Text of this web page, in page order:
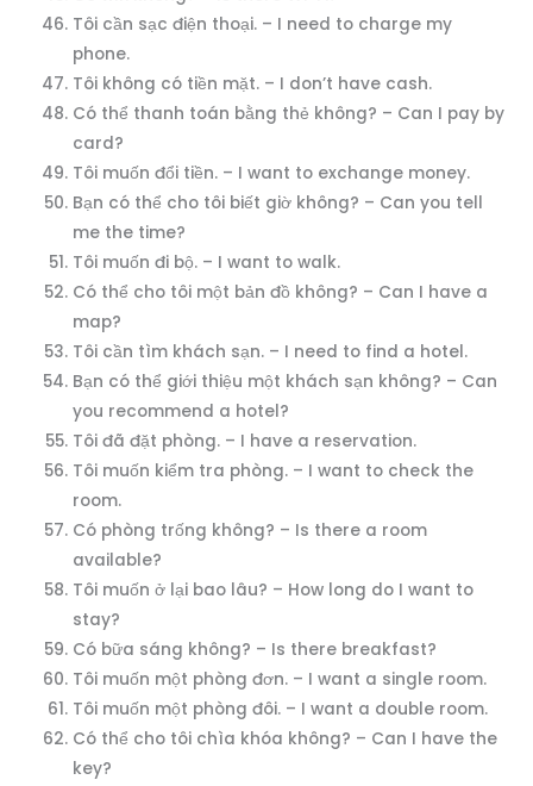
Tôi cần sạc điện thoại. – I need to charge my
phone.
Tôi không có tiền mặt. – I don’t have cash.
Có thể thanh toán bằng thẻ không? – Can I pay by
card?
Tôi muốn đổi tiền. – I want to exchange money.
Bạn có thể cho tôi biết giờ không? – Can you tell
me the time?
Tôi muốn đi bộ. – I want to walk.
Có thể cho tôi một bản đồ không? – Can I have a
map?
Tôi cần tìm khách sạn. – I need to find a hotel.
Bạn có thể giới thiệu một khách sạn không? – Can
you recommend a hotel?
Tôi đã đặt phòng. – I have a reservation.
Tôi muốn kiểm tra phòng. – I want to check the
room.
Có phòng trống không? – Is there a room
available?
Tôi muốn ở lại bao lâu? – How long do I want to
stay?
Có bữa sáng không? – Is there breakfast?
Tôi muốn một phòng đơn. – I want a single room.
Tôi muốn một phòng đôi. – I want a double room.
Có thể cho tôi chìa khóa không? – Can I have the
key?